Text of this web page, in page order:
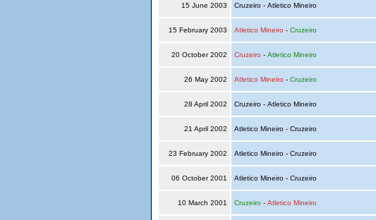
15 June 2003 Cruzeiro - Atletico Mineiro
15 February 2003 Atletico Mineiro - Cruzeiro
20 October 2002 Cruzeiro - Atletico Mineiro
26 May 2002 Atletico Mineiro - Cruzeiro
28 April 2002 Cruzeiro - Atletico Mineiro
21 April 2002 Atletico Mineiro - Cruzeiro
23 February 2002 Atletico Mineiro - Cruzeiro
06 October 2001 Atletico Mineiro - Cruzeiro
10 March 2001 Cruzeiro- Atletico Mineiro